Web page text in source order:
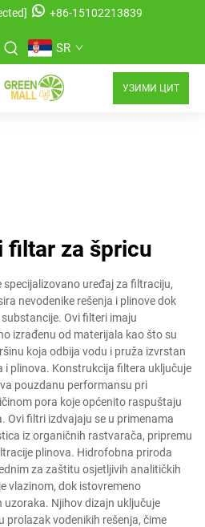
+86-15102213839
SR
УЗИМИ ЦИТ
filtar za špricu
uređaj za filtraciju,
nevodenike rešenja i plinove dok
Ovi filteri imaju
izrađenu od materijala kao što su
koja odbija vodu i pruža izvrstan
plinova. Konstrukcija filtera uključuje
pouzdanu performansu pri
pora koje općenito raspuštaju
Ovi filtri izdvajaju se u primenama
iz organičnih rastvarača, pripremu
plinova. Hidrofobna priroda
za zaštitu osjetljivih analitičkih
vlazinom, dok istovremeno
Njihov dizajn uključuje
prolazak vodenikih rešenja, čime